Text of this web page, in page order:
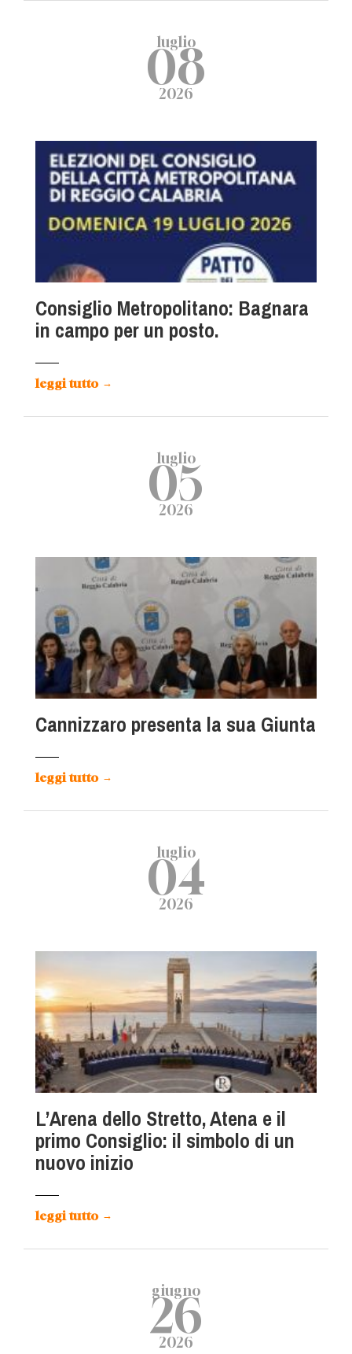
luglio
08
2026
Consiglio Metropolitano: Bagnara
in campo per un posto.
leggi tutto →
luglio
05
2026
Cannizzaro presenta la sua Giunta
leggi tutto →
luglio
04
2026
L’Arena dello Stretto, Atena e il
primo Consiglio: il simbolo di un
nuovo inizio
leggi tutto →
giugno
26
2026